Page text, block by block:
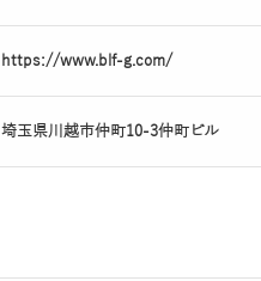
https://www.blf-g.com/
埼玉県川越市仲町10-3仲町ビル